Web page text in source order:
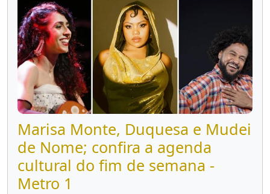
Marisa Monte, Duquesa e Mudei
de Nome; confira a agenda
cultural do fim de semana -
Metro 1